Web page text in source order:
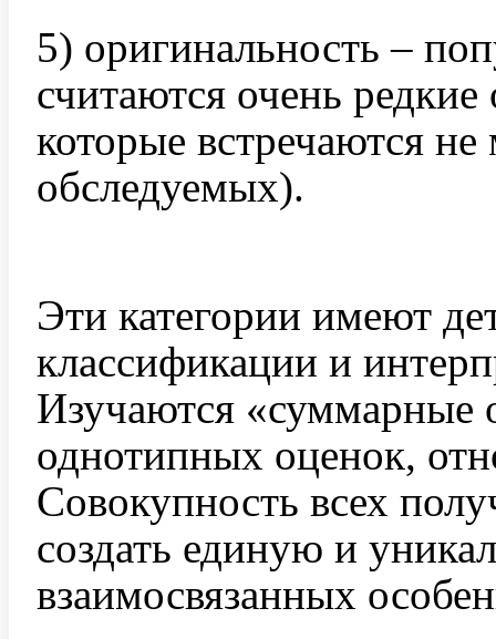
5) оригинальность –
считаются очень
которые встречаются
обследуемых).
Эти категории имеют
классификации и
Изучаются «суммарные
однотипных оценок,
Совокупность всех
создать единую и
взаимосвязанных